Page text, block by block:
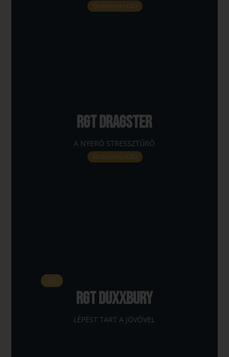
Stressless H2O
RGT DRAGSTER
A NYERŐ STRESSZTŰRŐ
Stressless H2O
Új
RGT DUXXBURY
LÉPÉST TART A JÖVŐVEL